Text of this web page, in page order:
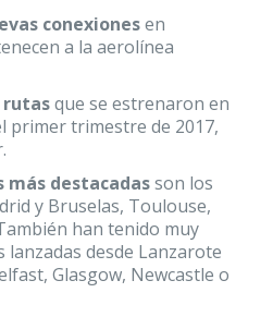
conexionesen
a la aerolínea
rutasque se estrenaron en
primer trimestre de 2017,
más destacadasson los
y Bruselas, Toulouse,
han tenido muy
lanzadas desde Lanzarote
Glasgow, Newcastle o